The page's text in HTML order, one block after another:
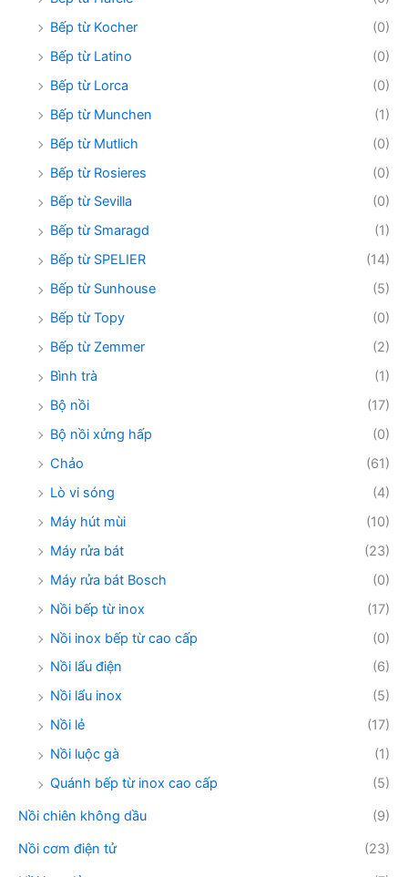
Bếp từ Kocher
(0)
Bếp từ Latino
(0)
Bếp từ Lorca
(0)
Bếp từ Munchen
(1)
Bếp từ Mutlich
(0)
Bếp từ Rosieres
(0)
Bếp từ Sevilla
(0)
Bếp từ Smaragd
(1)
Bếp từ SPELIER
(14)
Bếp từ Sunhouse
(5)
Bếp từ Topy
(0)
Bếp từ Zemmer
(2)
Bình trà
(1)
Bộ nồi
(17)
Bộ nồi xửng hấp
(0)
Chảo
(61)
Lò vi sóng
(4)
Máy hút mùi
(10)
Máy rửa bát
(23)
Máy rửa bát Bosch
(0)
Nồi bếp từ inox
(17)
Nồi inox bếp từ cao cấp
(0)
Nồi lẩu điện
(6)
Nồi lẩu inox
(5)
Nồi lẻ
(17)
Nồi luộc gà
(1)
Quánh bếp từ inox cao cấp
(5)
Nồi chiên không dầu
(9)
Nồi cơm điện tử
(23)